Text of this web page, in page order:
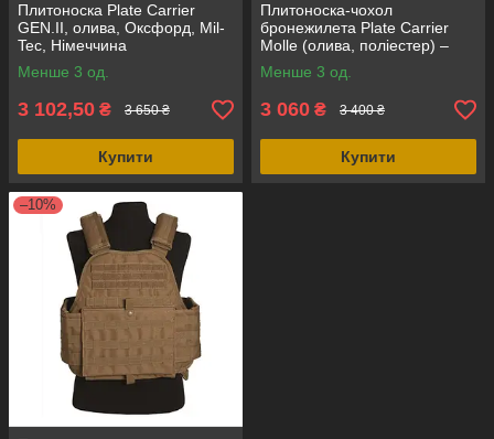
Плитоноска Plate Carrier
GEN.II, олива, Оксфорд, Mil-
Tec, Німеччина
Менше 3 од.
3 102,50 ₴ 3 650 ₴
Купити
Плитоноска-чохол
бронежилета Plate Carrier
Molle (олива, поліестер) –
Mil-Tec, Німеччина
Менше 3 од.
3 060 ₴ 3 400 ₴
Купити
–10%